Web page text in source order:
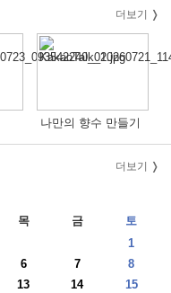
더보기
나만의 향수 만들기
더보기
목 금
토
1
6 7
8
13 14
15